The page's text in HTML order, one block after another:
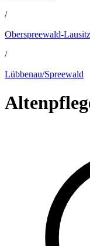
/
Oberspreewald-
/
Lübbenau/Spreewald